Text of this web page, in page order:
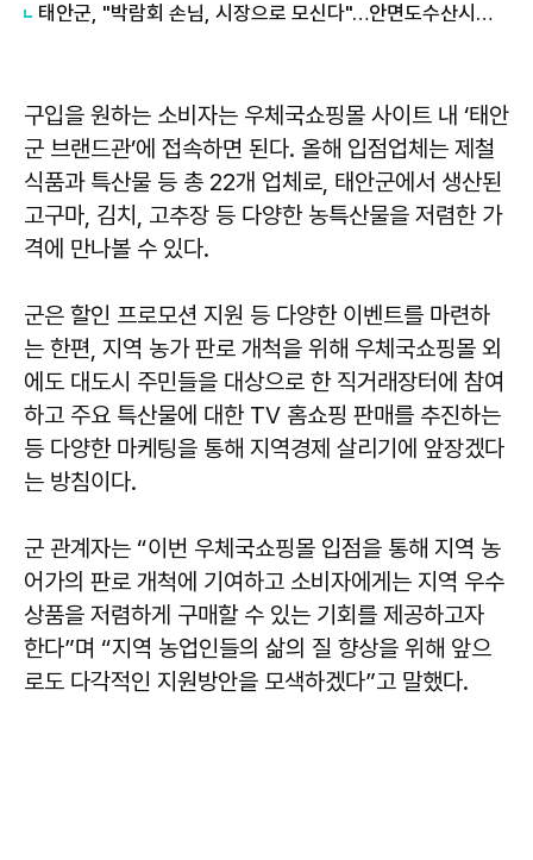
태안군, "박람회 손님, 시장으로 모신다"…안면도수산시장 '봄 수산물 대잔치'
구입을 원하는 소비자는 우체국쇼핑몰 사이트 내 ‘태안
군 브랜드관’에 접속하면 된다. 올해 입점업체는 제철
식품과 특산물 등 총 22개 업체로, 태안군에서 생산된
고구마, 김치, 고추장 등 다양한 농특산물을 저렴한 가
격에 만나볼 수 있다.
군은 할인 프로모션 지원 등 다양한 이벤트를 마련하
는 한편, 지역 농가 판로 개척을 위해 우체국쇼핑몰 외
에도 대도시 주민들을 대상으로 한 직거래장터에 참여
하고 주요 특산물에 대한 TV 홈쇼핑 판매를 추진하는
등 다양한 마케팅을 통해 지역경제 살리기에 앞장겠다
는 방침이다.
군 관계자는 “이번 우체국쇼핑몰 입점을 통해 지역 농
어가의 판로 개척에 기여하고 소비자에게는 지역 우수
상품을 저렴하게 구매할 수 있는 기회를 제공하고자
한다”며 “지역 농업인들의 삶의 질 향상을 위해 앞으
로도 다각적인 지원방안을 모색하겠다”고 말했다.